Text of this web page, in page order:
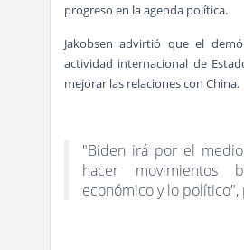
progreso en la agenda política.
Jakobsen advirtió que el
actividad internacional de
mejorar las relaciones con China.
"Biden irá por el
hacer movimientos
económico y lo político",